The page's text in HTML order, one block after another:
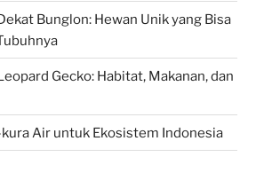
Bunglon: Hewan Unik yang Bisa
Gecko: Habitat, Makanan, dan
Air untuk Ekosistem Indonesia